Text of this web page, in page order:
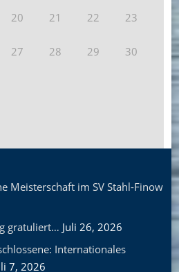
20 21 22 23
27 28 29 30
Meisterschaft im SV Stahl-Finow
gratuliert… Juli 26, 2026
Internationales
7, 2026